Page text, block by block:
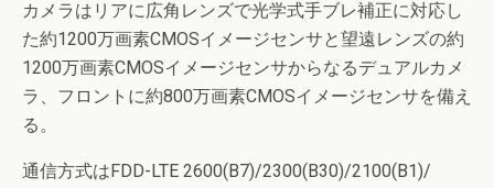
カメラはリアに広角レンズで光学式手ブレ補正に対応し
た約1200万画素CMOSイメージセンサと望遠レンズの約
1200万画素CMOSイメージセンサからなるデュアルカメ
ラ、フロントに約800万画素CMOSイメージセンサを備え
る。
通信方式はFDD-LTE 2600(B7)/2300(B30)/2100(B1)/